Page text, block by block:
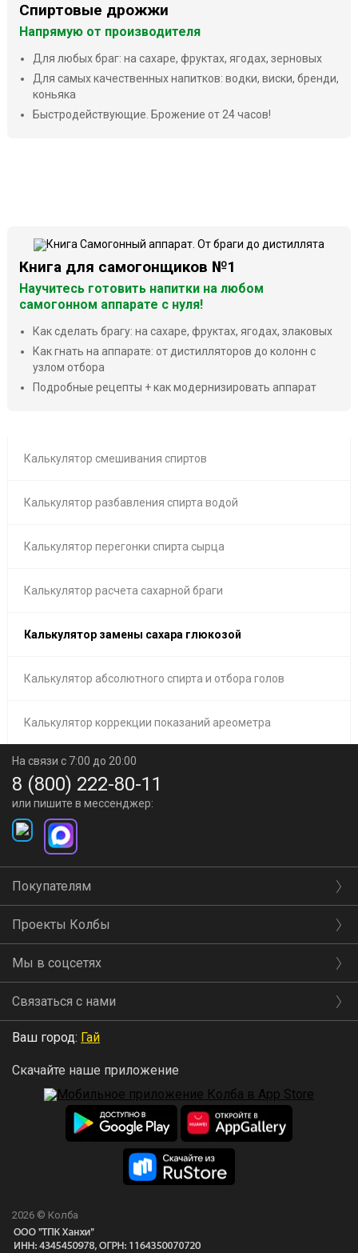
Калькулятор смешивания спиртов
Калькулятор разбавления спирта водой
Калькулятор перегонки спирта сырца
Калькулятор расчета сахарной браги
Калькулятор замены сахара глюкозой
Калькулятор абсолютного спирта и отбора голов
Калькулятор коррекции показаний ареометра
Спиртовые дрожжи
Напрямую от производителя
Для любых браг: на сахаре, фруктах, ягодах, зерновых
Для самых качественных напитков: водки, виски, бренди,
коньяка
Быстродействующие. Брожение от 24 часов!
Книга для самогонщиков №1
Научитесь готовить напитки на любом
самогонном аппарате с нуля!
Как сделать брагу: на сахаре, фруктах, ягодах, злаковых
Как гнать на аппарате: от дистилляторов до колонн с
узлом отбора
Подробные рецепты + как модернизировать аппарат
На связи с 7:00 до 20:00
8 (800) 222-80-11
или пишите в мессенджер:
Покупателям
Проекты Колбы
Мы в соцсетях
Связаться с нами
Ваш город: Гай
Скачайте наше приложение
2026 © Колба